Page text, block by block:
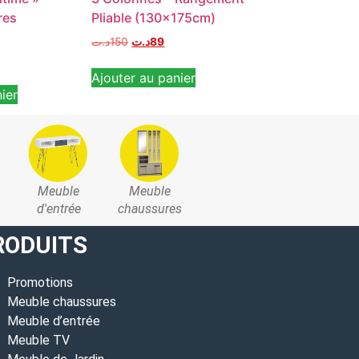
Pliable (130x175cm)
150د.ت 89د.ت
Ajouter au panier
Meuble
d'entrée
Meuble
chaussures
Promotions
Meuble chaussures
Meuble d’entrée
Meuble TV